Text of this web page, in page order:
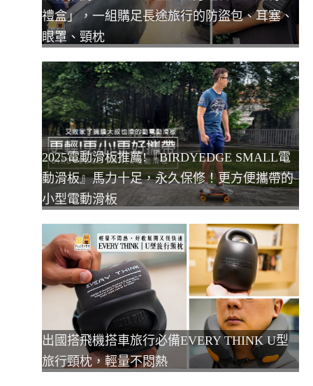
禮盒」，一組購足長途旅行的防盜包、耳塞、
眼罩、頸枕
2025電動滑板推薦!『BIRDYEDGE SMALL電
動滑板』馬力十足，永久保修！更方便攜帶的
小型電動滑板
出國搭飛機搭車旅行必備EVERY THINK U型
旅行頸枕，輕量不悶熱